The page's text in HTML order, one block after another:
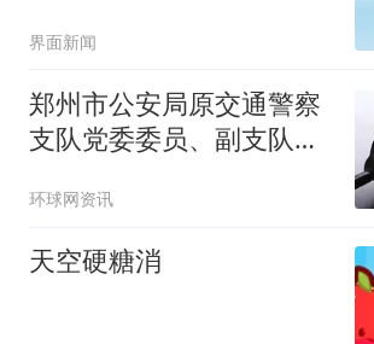
界面新闻
郑州市公安局原交通警察
支队党委委员、副支队长
察调查
环球网资讯
天空硬糖消